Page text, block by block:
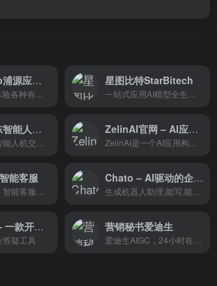
OpenXLab浦源应用中心 星图比特StarBitech
言犀 – 京东智能人机交互平台，助力企业服务数智化转型 ZelinAI官网 – AI应用构建平台
能客服 Chato – AI驱动的企业对话机器人助理
Danswer – 一款开源企业答疑工具
疑工具
营销秘书爱迪生